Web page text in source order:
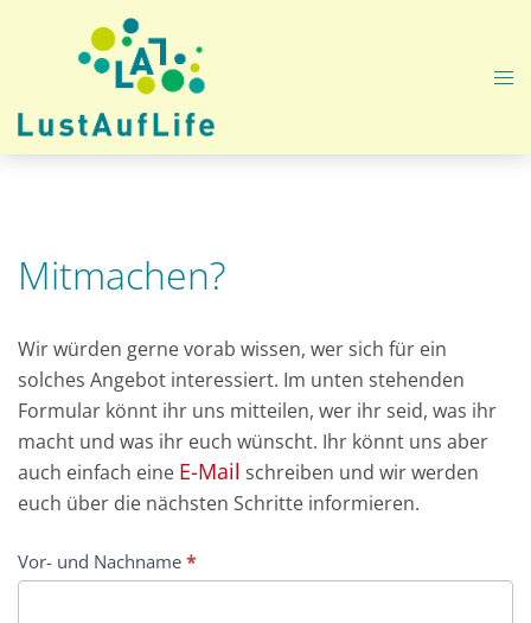
Mitmachen?
Wir würden gerne vorab wissen, wer sich für ein
solches Angebot interessiert. Im unten stehenden
Formular könnt ihr uns mitteilen, wer ihr seid, was ihr
macht und was ihr euch wünscht. Ihr könnt uns aber
auch einfach eine E-Mail schreiben und wir werden
euch über die nächsten Schritte informieren.
Interesse
Vor- und Nachname *